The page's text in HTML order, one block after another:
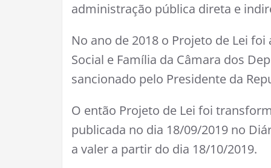
administração pública direta e
No ano de 2018 o Projeto de Lei
Social e Família da Câmara dos
sancionado pelo Presidente da
O então Projeto de Lei foi
publicada no dia 18/09/2019 no
a valer a partir do dia 18/10/2019.